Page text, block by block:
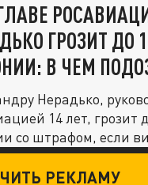
ГРОЗИТ ДО
В ЧЕМ
Нерадько,
14 лет, грозит
со штрафом, если
РЕКЛАМУ